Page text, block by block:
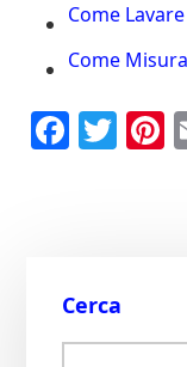
Come
Come
Fa T
Cerca